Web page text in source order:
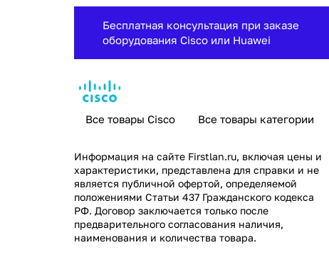
Бесплатная консультация при заказе
оборудования Cisco или Huawei
Все товары Cisco Все товары категории
Информация на сайте Firstlan.ru, включая цены и
характеристики, представлена для справки и не
является публичной офертой, определяемой
положениями Статьи 437 Гражданского кодекса
РФ. Договор заключается только после
предварительного согласования наличия,
наименования и количества товара.